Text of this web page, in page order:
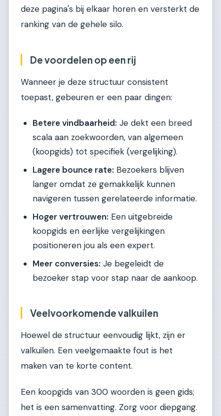
deze pagina's bij elkaar horen en versterkt de
ranking van de gehele silo.
De voordelen op een rij
Wanneer je deze structuur consistent
toepast, gebeuren er een paar dingen:
Betere vindbaarheid: Je dekt een breed
scala aan zoekwoorden, van algemeen
(koopgids) tot specifiek (vergelijking).
Lagere bounce rate: Bezoekers blijven
langer omdat ze gemakkelijk kunnen
navigeren tussen gerelateerde informatie.
Hoger vertrouwen: Een uitgebreide
koopgids en eerlijke vergelijkingen
positioneren jou als een expert.
Meer conversies: Je begeleidt de
bezoeker stap voor stap naar de aankoop.
Veelvoorkomende valkuilen
Hoewel de structuur eenvoudig lijkt, zijn er
valkuilen. Een veelgemaakte fout is het
maken van te korte content.
Een koopgids van 300 woorden is geen gids;
het is een samenvatting. Zorg voor diepgang.